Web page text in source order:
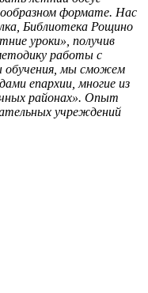
формате. Нас
Библиотека Рощино
уроки», получив
работы с
обучения, мы сможем
епархии, многие из
районах». Опыт
учреждений